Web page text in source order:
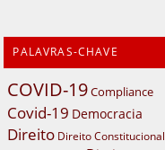
PALAVRAS-CHAVE
COVID-19Compliance
Covid-19 Democracia
Direito Direito Constitucional